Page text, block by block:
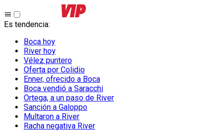
Es tendencia:
Boca hoy
River hoy
Vélez puntero
Oferta por Colidio
Enner, ofrecido a Boca
Boca vendió a Saracchi
Ortega, a un paso de River
Sanción a Galoppo
Multaron a River
Racha negativa River